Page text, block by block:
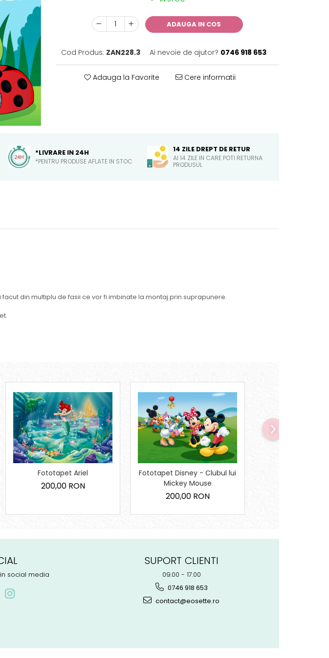
ADAUGA IN COS
Cod Produs: ZAN228.3 Ai nevoie de ajutor? 0746 918 653
Adauga la Favorite Cere informatii
*LIVRARE IN 24H
*PENTRU PRODUSE AFLATE IN STOC
14 ZILE DREPT DE RETUR
AI 14 ZILE IN CARE POTI RETURNA
PRODUSUL
din multiplu de fasii ce vor fi imbinate la montaj prin suprapunere.
Fototapet Ariel
200,00 RON
Fototapet Disney - Clubul lui
Mickey Mouse
200,00 RON
social media
SUPORT CLIENTI
09.00 - 17.00
0746 918 653
contact@eosette.ro